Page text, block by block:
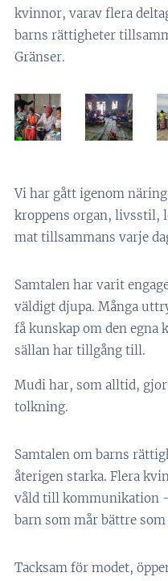
kvinnor, varav flera
barns rättigheter
Gränser.
Vi har gått igenom
kroppens organ, livsstil,
mat tillsammans varje
Samtalen har varit
väldigt djupa. Många
få kunskap om den egna
sällan har tillgång till.
Mudi har, som alltid,
tolkning.
Samtalen om barns
återigen starka. Flera
våld till kommunikation
barn som mår bättre
Tacksam för modet,